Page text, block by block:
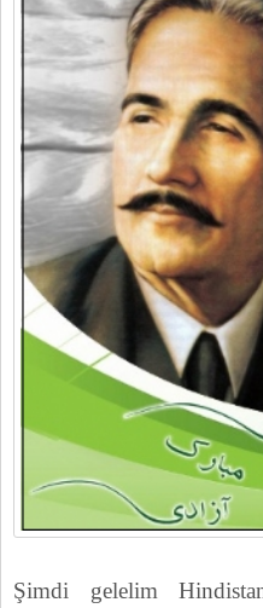
Şimdi gelelim